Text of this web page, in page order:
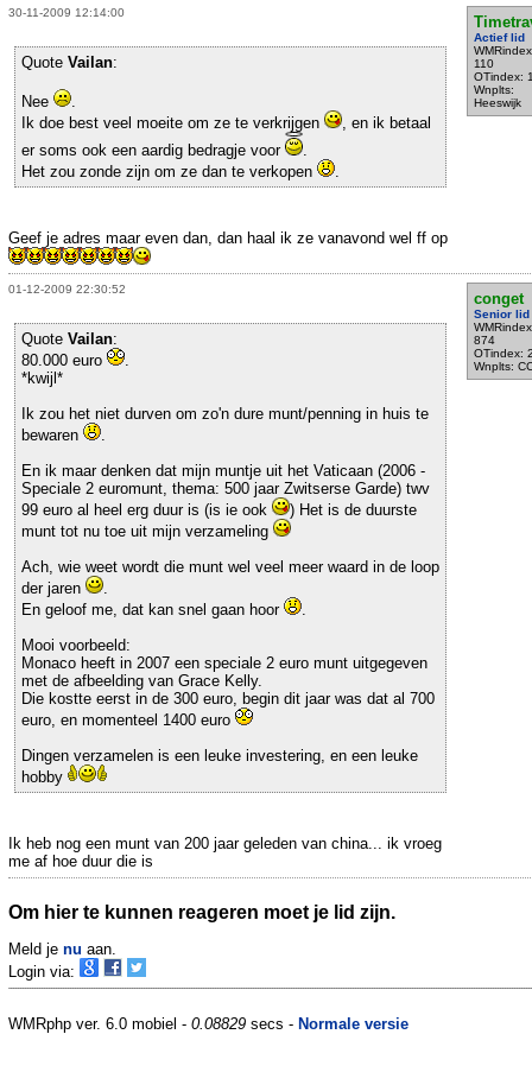
30-11-2009 12:14:00
Actief lid
110
OTindex:
Wnplts:
Heeswijk
Quote Vailan:
Nee
.
Ik doe best veel moeite om ze te verkrijgen
, en ik betaal
er soms ook een aardig bedragje voor
.
Het zou zonde zijn om ze dan te verkopen
.
Geef je adres maar even dan, dan haal ik ze vanavond wel ff op
01-12-2009 22:30:52
conget
Senior lid
874
OTindex:
Wnplts:
Quote Vailan:
80.000 euro
*kwijl*
Ik zou het niet durven om zo'n dure munt/penning in huis te
bewaren
En ik maar denken dat mijn muntje uit het Vaticaan (2006 -
Speciale 2 euromunt, thema: 500 jaar Zwitserse Garde) twv
99 euro al heel erg duur is (is ie ook
) Het is de duurste
munt tot nu toe uit mijn verzameling
Ach, wie weet wordt die munt wel veel meer waard in de loop
der jaren
En geloof me, dat kan snel gaan hoor
Mooi voorbeeld:
Monaco heeft in 2007 een speciale 2 euro munt uitgegeven
met de afbeelding van Grace Kelly.
Die kostte eerst in de 300 euro, begin dit jaar was dat al 700
euro, en momenteel 1400 euro
Dingen verzamelen is een leuke investering, en een leuke
hobby
Ik heb nog een munt van 200 jaar geleden van china... ik vroeg
me af hoe duur die is
Om hier te kunnen reageren moet je lid zijn.
Meld je nu aan.
Login via:
WMRphp ver. 6.0 mobiel - 0.08829 secs - Normale versie